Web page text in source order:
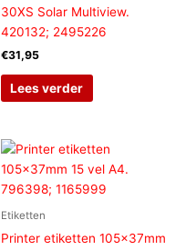
30XS Solar Multiview.
420132; 2495226
€31,95
Lees verder
Etiketten
Printer etiketten 105x37mm